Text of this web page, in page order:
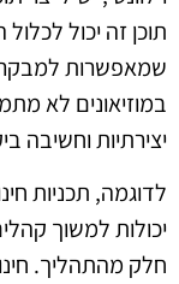
תוכן זה יכול
שמאפשרות
במוזיאונים לא
יצירתיות וחשיבה
לדוגמה, תכניות
יכולות למשוך
חלק מהתהליך.